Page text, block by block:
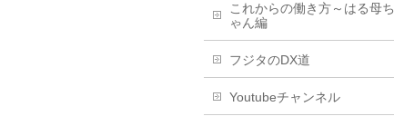
これからの働き方～はる母ち
ゃん編
フジタのDX道
Youtubeチャンネル